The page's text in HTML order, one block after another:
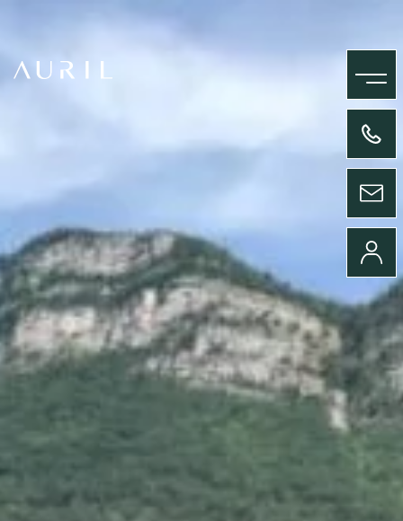
CONNEXION